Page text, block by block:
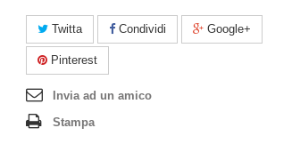
Twitta Condividi Google+
Pinterest
Invia ad un amico
Stampa